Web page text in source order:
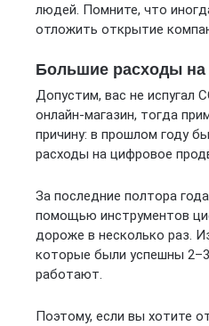
людей. Помните, что
отложить открытие
Большие расходы
Допустим, вас не испугал
онлайн-магазин, тогда
причину: в прошлом году
расходы на цифровое
За последние полтора
помощью инструментов
дороже в несколько раз.
которые были успешны
работают.
Поэтому, если вы хотите